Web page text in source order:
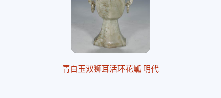
青白玉双狮耳活环花觚 明代